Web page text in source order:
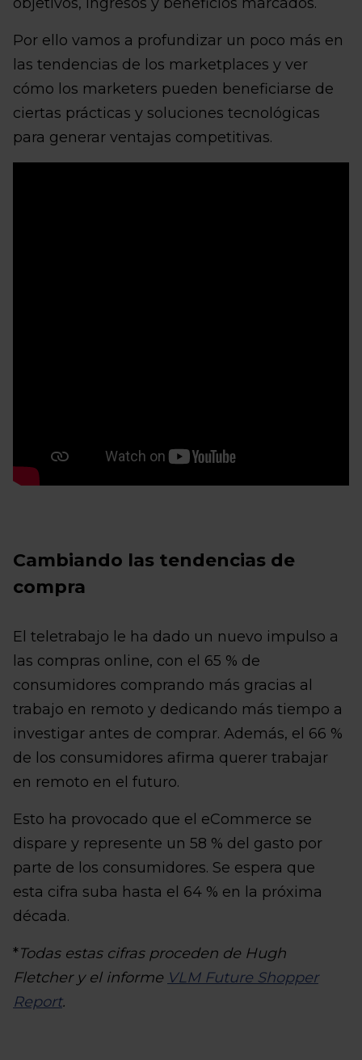
Por ello vamos a profundizar un poco más en
las tendencias de los marketplaces y ver
cómo los marketers pueden beneficiarse de
ciertas prácticas y soluciones tecnológicas
para generar ventajas competitivas.
Cambiando las tendencias de
compra
El teletrabajo le ha dado un nuevo impulso a
las compras online, con el 65 % de
consumidores comprando más gracias al
trabajo en remoto y dedicando más tiempo a
investigar antes de comprar. Además, el 66 %
de los consumidores afirma querer trabajar
en remoto en el futuro.
Esto ha provocado que el eCommerce se
dispare y represente un 58 % del gasto por
parte de los consumidores. Se espera que
esta cifra suba hasta el 64 % en la próxima
década.
*Todas estas cifras proceden de Hugh
Fletcher y el informe VLM Future Shopper
Report.